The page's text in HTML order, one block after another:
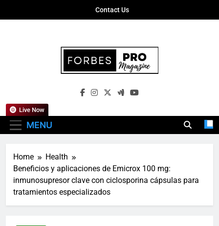
Contact Us
Forbes Pro
Empowering Business Leaders With
MENU
Live Now
Home
Health
Beneficios y aplicaciones de Emicrox 100 mg:
inmunosupresor clave con ciclosporina cápsulas para
tratamientos especializados